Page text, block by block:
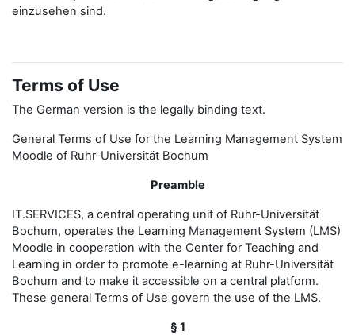
einzusehen sind.
Terms of Use
The German version is the legally binding text.
General Terms of Use for the Learning Management System
Moodle of Ruhr-Universität Bochum
Preamble
IT.SERVICES, a central operating unit of Ruhr-Universität
Bochum, operates the Learning Management System (LMS)
Moodle in cooperation with the Center for Teaching and
Learning in order to promote e-learning at Ruhr-Universität
Bochum and to make it accessible on a central platform.
These general Terms of Use govern the use of the LMS.
§ 1